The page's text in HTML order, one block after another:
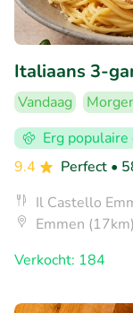
Italiaans 3-
Vandaag
Erg populaire
9.4
Perfect •
Il Castello
Emmen (17km)
Verkocht: 184